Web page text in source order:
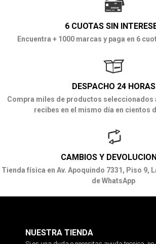
6 CUOTAS SIN
Encuentra + 1000 marcas y paga en 6
DESPACHO 24 HORAS
Compra miles de productos seleccionados
recibes en el mismo día en cientos
CAMBIOS Y
Tienda física en Av. Apoquindo 7331, Piso 9,
de WhatsApp
NUESTRA TIENDA